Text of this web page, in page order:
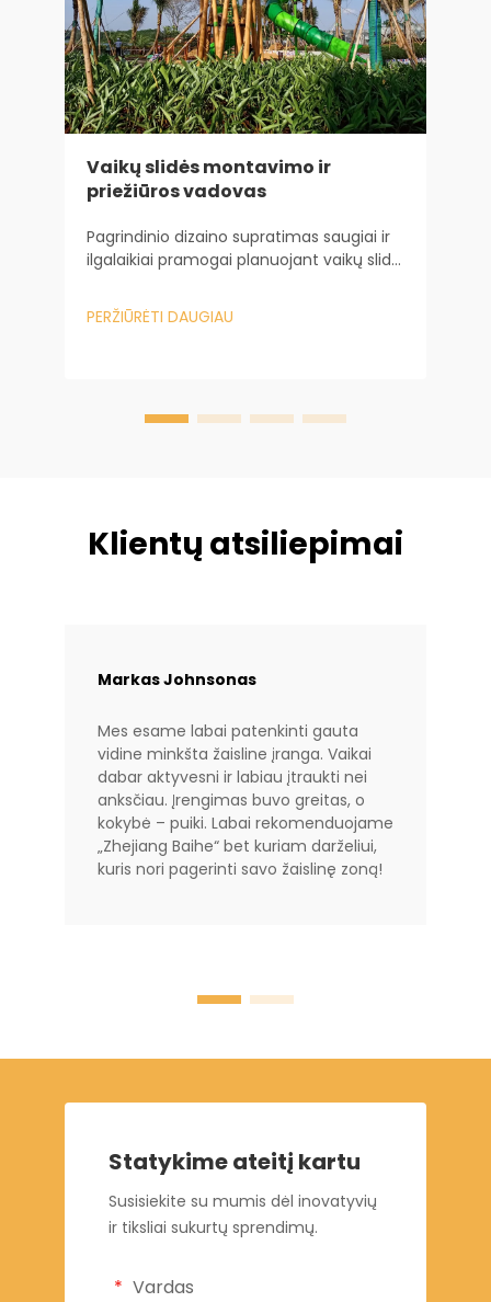
Vaikų slidės montavimo ir
priežiūros vadovas
Pagrindinio dizaino supratimas saugiai ir
ilgalaikiai pramogai planuojant vaikų slidę
įmontuojama pirmoji įranga. Ji prasideda
nuo to, kaip dizainas nulemia saugą ir
PERŽIŪRĖTI DAUGIAU
Klientų atsiliepimai
Markas Johnsonas
Mes esame labai patenkinti gauta
vidine minkšta žaisline įranga. Vaikai
dabar aktyvesni ir labiau įtraukti nei
anksčiau. Įrengimas buvo greitas, o
kokybė – puiki. Labai rekomenduojame
„Zhejiang Baihe“ bet kuriam darželiui,
kuris nori pagerinti savo žaislinę zoną!
Statykime ateitį kartu
Susisiekite su mumis dėl inovatyvių
ir tiksliai sukurtų sprendimų.
Vardas